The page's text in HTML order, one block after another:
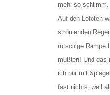
mehr so schlimm.
Auf den Lofoten
strömenden
rutschige Rampe
mußten! Und das
ich nur mit
fast nichts, weil